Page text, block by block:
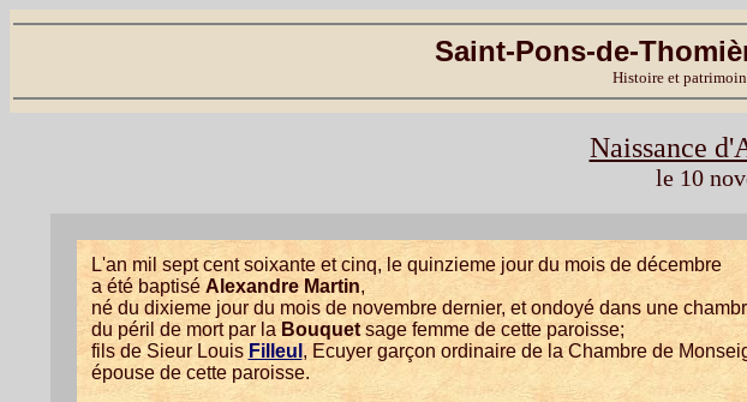
Saint-Pons-de-
Histoire et
Naissance
le 10
L'an mil sept cent soixante et cinq, le quinzieme jour du mois de décembre
a été baptisé Alexandre Martin,
né du dixieme jour du mois de novembre dernier, et ondoyé dans une
du péril de mort par la Bouquetsage femme de cette paroisse;
fils de Sieur Louis Filleul , Ecuyer garçon ordinaire de la Chambre de
épouse de cette paroisse.